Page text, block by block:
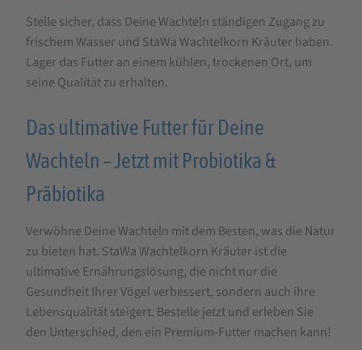
Stelle sicher, dass Deine Wachteln ständigen Zugang zu
frischem Wasser und StaWa Wachtelkorn Kräuter haben.
Lager das Futter an einem kühlen, trockenen Ort, um
seine Qualität zu erhalten.
Das ultimative Futter für Deine
Wachteln – Jetzt mit Probiotika &
Präbiotika
Verwöhne Deine Wachteln mit dem Besten, was die Natur
zu bieten hat. StaWa Wachtelkorn Kräuter ist die
ultimative Ernährungslösung, die nicht nur die
Gesundheit Ihrer Vögel verbessert, sondern auch ihre
Lebensqualität steigert. Bestelle jetzt und erleben Sie
den Unterschied, den ein Premium-Futter machen kann!